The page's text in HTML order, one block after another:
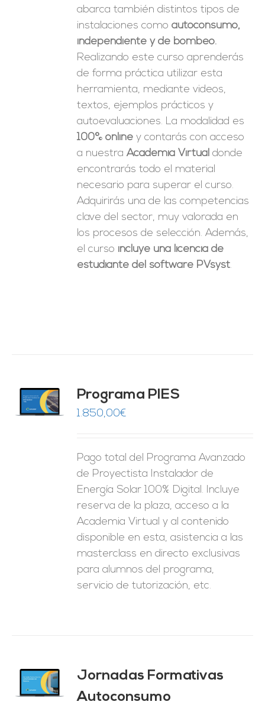
abarca también distintos tipos de
instalaciones comoautoconsumo,
independiente y de bombeo.
Realizando este curso aprenderás
de forma práctica utilizar esta
herramienta, mediante videos,
textos, ejemplos prácticos y
autoevaluaciones. La modalidad es
100% online y contarás con acceso
a nuestraAcademia Virtual donde
encontrarás todo el material
necesario para superar el curso.
Adquirirás una de las competencias
clave del sector, muy valorada en
los procesos de selección. Además,
el curso incluye una licencia de
estudiante del software PVsyst.
Programa PIES
1.850,00€
Pago total del Programa Avanzado
de Proyectista Instalador de
Energía Solar 100% Digital. Incluye
reserva de la plaza, acceso a la
Academia Virtual y al contenido
disponible en esta, asistencia a las
masterclass en directo exclusivas
para alumnos del programa,
servicio de tutorización, etc.
Jornadas Formativas
Autoconsumo